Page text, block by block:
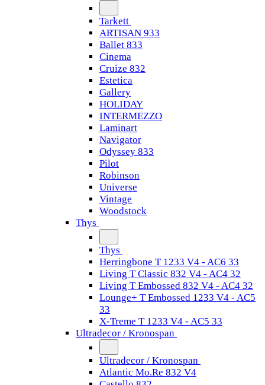
Tarkett
ARTISAN 933
Ballet 833
Cinema
Cruize 832
Estetica
Gallery
HOLIDAY
INTERMEZZO
Laminart
Navigator
Odyssey 833
Pilot
Robinson
Universe
Vintage
Woodstock
Thys
Thys
Herringbone T 1233 V4 - AC6 33
Living T Classic 832 V4 - AC4 32
Living T Embossed 832 V4 - AC4 32
Lounge+ T Embossed 1233 V4 - AC5
33
X-Treme T 1233 V4 - AC5 33
Ultradecor / Kronospan
Ultradecor / Kronospan
Atlantic Mo.Re 832 V4